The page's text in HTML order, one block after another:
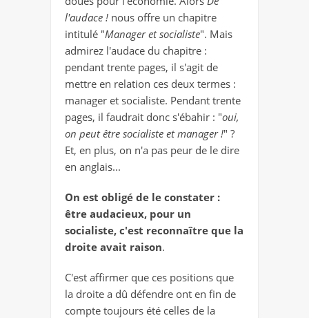
l'audace ! nous offre un chapitre
intitulé "Manager et socialiste". Mais
admirez l'audace du chapitre :
pendant trente pages, il s'agit de
mettre en relation ces deux termes :
manager et socialiste. Pendant trente
pages, il faudrait donc s'ébahir : "oui,
on peut être socialiste et manager !" ?
Et, en plus, on n'a pas peur de le dire
en anglais...
On est obligé de le constater :
être audacieux, pour un
socialiste, c'est reconnaître que la
droite avait raison.
C'est affirmer que ces positions que
la droite a dû défendre ont en fin de
compte toujours été celles de la